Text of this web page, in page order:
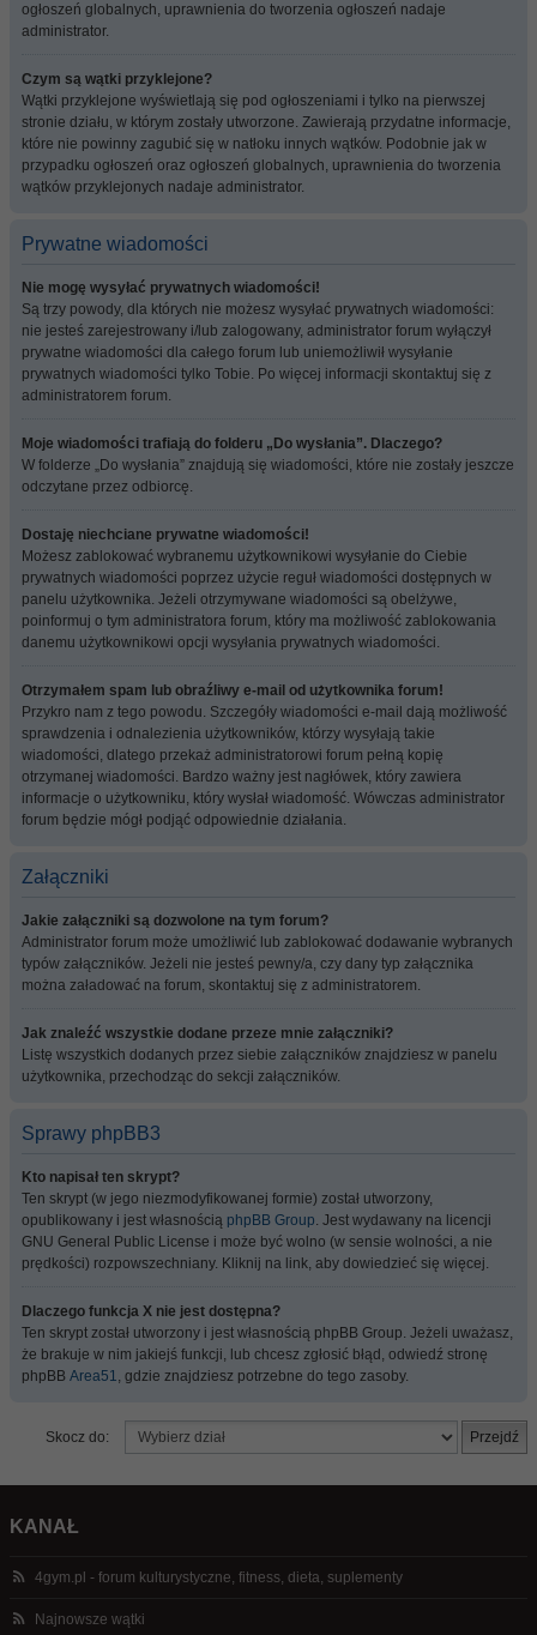
ogłoszeń globalnych, uprawnienia do tworzenia ogłoszeń nadaje
administrator.
Czym są wątki przyklejone?
Wątki przyklejone wyświetlają się pod ogłoszeniami i tylko na pierwszej
stronie działu, w którym zostały utworzone. Zawierają przydatne informacje,
które nie powinny zagubić się w natłoku innych wątków. Podobnie jak w
przypadku ogłoszeń oraz ogłoszeń globalnych, uprawnienia do tworzenia
wątków przyklejonych nadaje administrator.
Prywatne wiadomości
Nie mogę wysyłać prywatnych wiadomości!
Są trzy powody, dla których nie możesz wysyłać prywatnych wiadomości:
nie jesteś zarejestrowany i/lub zalogowany, administrator forum wyłączył
prywatne wiadomości dla całego forum lub uniemożliwił wysyłanie
prywatnych wiadomości tylko Tobie. Po więcej informacji skontaktuj się z
administratorem forum.
Moje wiadomości trafiają do folderu „Do wysłania”. Dlaczego?
W folderze „Do wysłania” znajdują się wiadomości, które nie zostały jeszcze
odczytane przez odbiorcę.
Dostaję niechciane prywatne wiadomości!
Możesz zablokować wybranemu użytkownikowi wysyłanie do Ciebie
prywatnych wiadomości poprzez użycie reguł wiadomości dostępnych w
panelu użytkownika. Jeżeli otrzymywane wiadomości są obelżywe,
poinformuj o tym administratora forum, który ma możliwość zablokowania
danemu użytkownikowi opcji wysyłania prywatnych wiadomości.
Otrzymałem spam lub obraźliwy e-mail od użytkownika forum!
Przykro nam z tego powodu. Szczegóły wiadomości e-mail dają możliwość
sprawdzenia i odnalezienia użytkowników, którzy wysyłają takie
wiadomości, dlatego przekaż administratorowi forum pełną kopię
otrzymanej wiadomości. Bardzo ważny jest nagłówek, który zawiera
informacje o użytkowniku, który wysłał wiadomość. Wówczas administrator
forum będzie mógł podjąć odpowiednie działania.
Załączniki
Jakie załączniki są dozwolone na tym forum?
Administrator forum może umożliwić lub zablokować dodawanie wybranych
typów załączników. Jeżeli nie jesteś pewny/a, czy dany typ załącznika
można załadować na forum, skontaktuj się z administratorem.
Jak znaleźć wszystkie dodane przeze mnie załączniki?
Listę wszystkich dodanych przez siebie załączników znajdziesz w panelu
użytkownika, przechodząc do sekcji załączników.
Sprawy phpBB3
Kto napisał ten skrypt?
Ten skrypt (w jego niezmodyfikowanej formie) został utworzony,
opublikowany i jest własnością phpBB Group. Jest wydawany na licencji
GNU General Public License i może być wolno (w sensie wolności, a nie
prędkości) rozpowszechniany. Kliknij na link, aby dowiedzieć się więcej.
Dlaczego funkcja X nie jest dostępna?
Ten skrypt został utworzony i jest własnością phpBB Group. Jeżeli uważasz,
że brakuje w nim jakiejś funkcji, lub chcesz zgłosić błąd, odwiedź stronę
phpBB Area51, gdzie znajdziesz potrzebne do tego zasoby.
Skocz do:
KANAŁ
4gym.pl - forum kulturystyczne, fitness, dieta, suplementy
Najnowsze wątki